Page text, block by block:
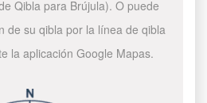
Qibla para Brújula). O puede
de su qibla por la línea de qibla
la aplicación Google Mapas.